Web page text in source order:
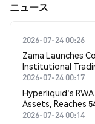
​​ニュース​​
2026-07-24 00:26
Zama Launches
Institutional
2026-07-24 00:17
Hyperliquid's
Assets, Reaches
2026-07-24 00:14